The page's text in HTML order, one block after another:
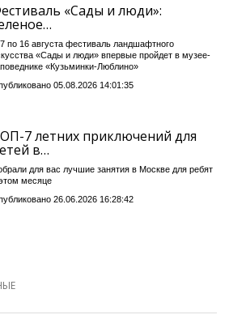
«Сады и люди»:
по 16 августа фестиваль ландшафтного
«Сады и люди» впервые пройдет в музее-
«Кузьминки-Люблино»
05.08.2026 14:01:35
7 летних приключений для
в…
для вас лучшие занятия в Москве для ребят
месяце
26.06.2026 16:28:42